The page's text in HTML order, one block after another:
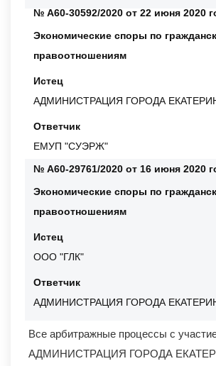
№ А60-30592/2020 от 22 июня 2020
Экономические споры по
правоотношениям
Истец
АДМИНИСТРАЦИЯ ГОРОДА
Ответчик
ЕМУП "СУЭРЖ"
№ А60-29761/2020 от 16 июня 2020
Экономические споры по
правоотношениям
Истец
ООО "ГЛК"
Ответчик
АДМИНИСТРАЦИЯ ГОРОДА
Все арбитражные процессы с
АДМИНИСТРАЦИЯ ГОРОДА